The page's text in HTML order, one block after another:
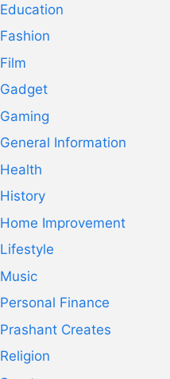
Education
Fashion
Film
Gadget
Gaming
General Information
Health
History
Home Improvement
Lifestyle
Music
Personal Finance
Prashant Creates
Religion